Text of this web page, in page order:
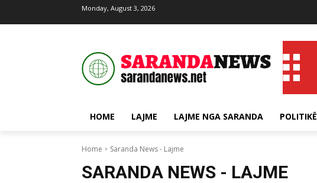
Monday, August 3, 2026
HOME LAJME LAJME NGA SARANDA POLITIKË
Home Saranda News - Lajme
SARANDA NEWS - LAJME